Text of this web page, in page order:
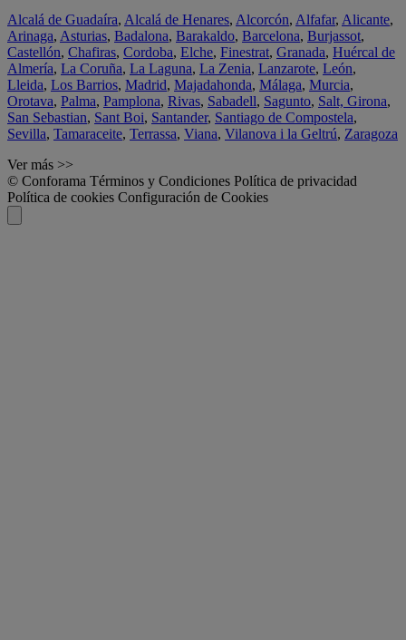
Alcalá de Guadaíra, Alcalá de Henares, Alcorcón, Alfafar, Alicante,
Arinaga, Asturias, Badalona, Barakaldo, Barcelona, Burjassot,
Castellón, Chafiras, Cordoba, Elche, Finestrat, Granada, Huércal de
Almería, La Coruña, La Laguna, La Zenia, Lanzarote, León,
Lleida, Los Barrios, Madrid, Majadahonda, Málaga, Murcia,
Orotava, Palma, Pamplona, Rivas, Sabadell, Sagunto, Salt, Girona,
San Sebastian, Sant Boi, Santander, Santiago de Compostela,
Sevilla, Tamaraceite, Terrassa, Viana, Vilanova i la Geltrú, Zaragoza
Ver más >>
© Conforama Términos y Condiciones Política de privacidad
Política de cookies Configuración de Cookies